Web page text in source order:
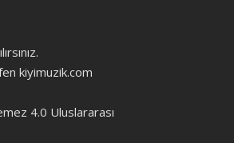
kiyimuzik.com
4.0 Uluslararası